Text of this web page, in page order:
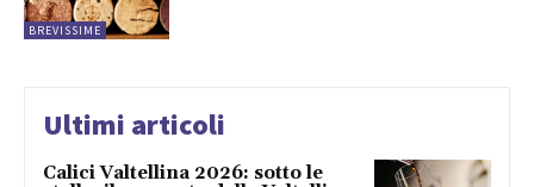
BREVISSIME
Ultimi articoli
Calici Valtellina 2026: sotto le